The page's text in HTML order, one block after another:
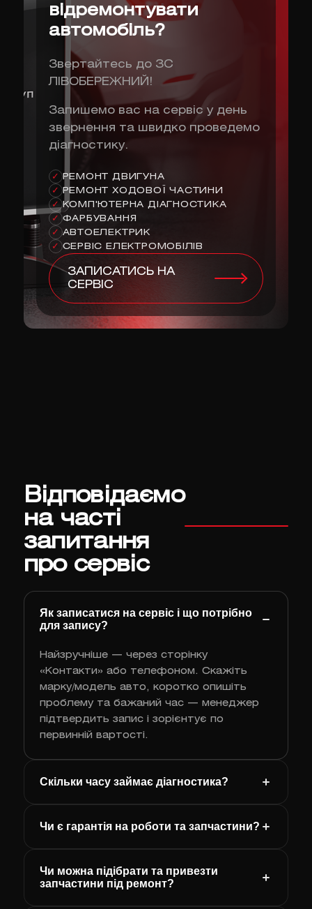
відремонтувати
автомобіль?
Звертайтесь до ЗС
ЛІВОБЕРЕЖНИЙ!
Запишемо вас на сервіс у день
звернення та швидко проведемо
діагностику.
✓ РЕМОНТ ДВИГУНА
✓ РЕМОНТ ХОДОВОЇ ЧАСТИНИ
✓ КОМП'ЮТЕРНА ДІАГНОСТИКА
✓ ФАРБУВАННЯ
✓ АВТОЕЛЕКТРИК
✓ СЕРВІС ЕЛЕКТРОМОБІЛІВ
ЗАПИСАТИСЬ НА
СЕРВІС
Відповідаємо
на часті
запитання
про сервіс
Як записатися на сервіс і що потрібно
для запису?
Найзручніше — через сторінку
«Контакти» або телефоном. Скажіть
марку/модель авто, коротко опишіть
проблему та бажаний час — менеджер
підтвердить запис і зорієнтує по
первинній вартості.
Скільки часу займає діагностика?
Чи є гарантія на роботи та запчастини?
Чи можна підібрати та привезти
запчастини під ремонт?